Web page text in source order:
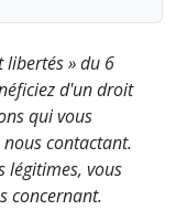
» du 6
d'un droit
qui vous
contactant.
légitimes, vous
concernant.